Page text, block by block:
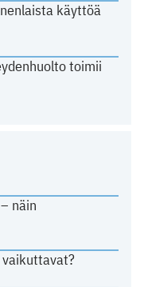
käyttöä
toimii
näin